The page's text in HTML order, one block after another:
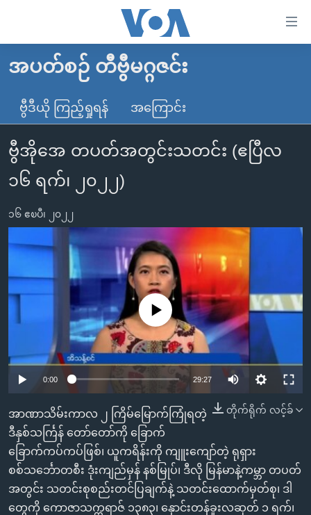
လွယ်ကူ
သည့်
Link
များ
ပင်မ
သို့
ရန်
ပင်မ
စာမျက်နှာ
ကြည့်
ရန်
ရှာဖွေ
ရန်
နေရာ
သို့
မူလစာမျက်နှာ
မြန်မာ
ကမ္ဘာ့သတင်းများ
နိုင်ငံတကာ
အမေရိကန်
အစ္စရေး-ပါလက်စတိုင်း
ဗွီဒီယို
သတင်းလွတ်လပ်ခွင့်
ရပ်ဝန်းတခု လမ်းတခု အလွန်
အင်္ဂလိပ်စာလေ့လာမယ်
အမေရိကန်သုံးအီဒီယံ
မကြေးမုံရဲ့ အင်္ဂလိပ်စာ
ရုပ်ရှင်ထဲက အင်္ဂလိပ်စာ
သုတပဒေသာ အင်္ဂလိပ်စာ
အပတ်စဉ်ကဏ္ဍများ
တီဗွီ
ရေဒီယိုနှင့်ရုပ်သံ အချက်အလက်များ
ရေဒီယို/တီဗွီအစီအစဉ်
Learning English
ဗွီအိုအေ လူမှုကွန်ယက်များ
ဘာသာစကားများ
အပတ်စဉ် တီဗွီမဂ္ဂဇင်း
ဗွီဒီယို ကြည့်ရှုရန် အကြောင်း
ဗွီအိုအေ တပတ်အတွင်းသတင်း (ဧပြီလ
၁၆ ရက်၊ ၂၀၂၂)
၁၆ ဧၿပီ၊ ၂၀၂၂
No media source currently available
0:00 29:27
တိုက်ရိုက် လင့်ခ်
အာဏာသိမ်းကာလ ၂ ကြိမ်မြောက်ကြုံရတဲ့
ဒီနှစ်သင်္ကြန် တော်တော်ကို ခြောက်
ခြောက်ကပ်ကပ်ဖြစ်၊ ယူကရိန်းကို ကျူးကျော်တဲ့ ရုရှား
စစ်သင်္ဘောတစီး ဒုံးကျည်မှန် နစ်မြုပ်၊ ဒီလို မြန်မာနဲ့ကမ္ဘာ တပတ်
အတွင်း သတင်းစုစည်းတင်ပြချက်နဲ့ သတင်းထောက်မှတ်စု၊ ဒါ
တွေကို ကောဇာသက္ကရာဇ် ၁၃၈၃၊ နှောင်းတန်ခူးလဆုတ် ၁ ရက်၊